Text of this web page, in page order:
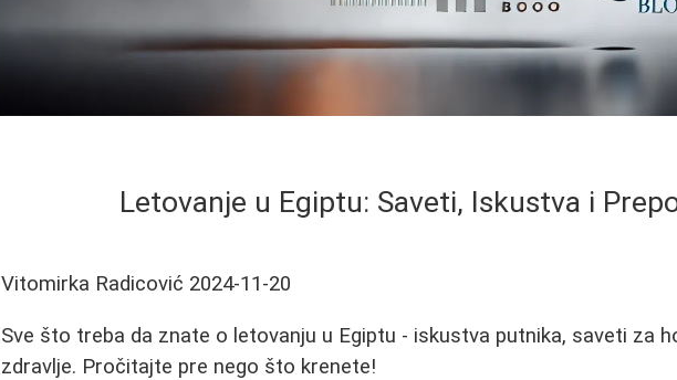
Letovanje u Egiptu: Saveti, Iskustva i
Vitomirka Radicović 2024-11-20
Sve što treba da znate o letovanju u Egiptu - iskustva putnika, saveti za
zdravlje. Pročitajte pre nego što krenete!